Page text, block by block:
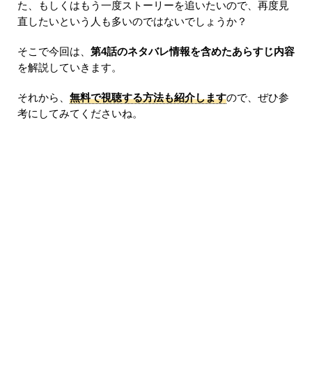
た、もしくはもう一度ストーリーを追いたいので、再度見
直したいという人も多いのではないでしょうか？
そこで今回は、 第4話のネタバレ情報を含めたあらすじ内容
を解説していきます。
それから、 無料で視聴する方法も紹介しますので、ぜひ参
考にしてみてくださいね。